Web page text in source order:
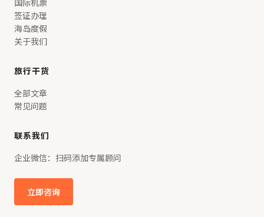
签证办理
海岛度假
关于我们
旅行干货
全部文章
常见问题
联系我们
企业微信：扫码添加专属顾问
立即咨询